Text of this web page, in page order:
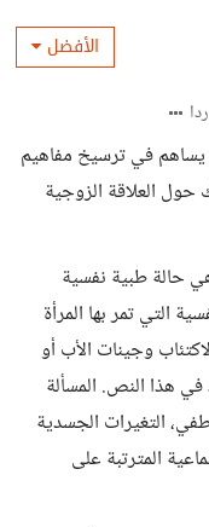
الأفضل
يساهم في ترسيخ مفاهيم
العلاقة الزوجية
حالة طبية نفسية
التي تمر بها المرأة
وجينات الأب أو
هذا النص. المسألة
التغيرات الجسدية
المترتبة على